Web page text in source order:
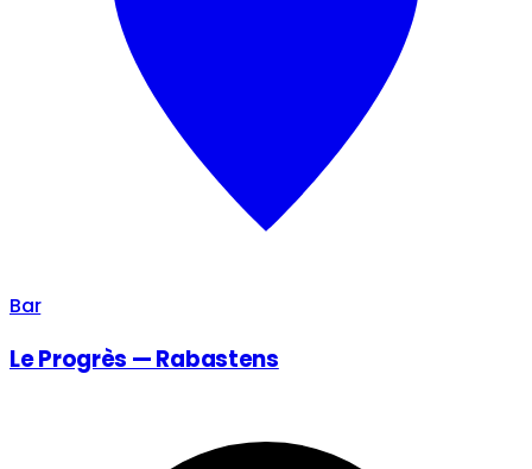
Bar
Le Progrès — Rabastens